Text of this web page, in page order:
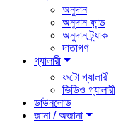
অনুদান
অনুদান ফান্ড
অনুদান ট্র্যাক
দাতাগণ
গ্যালারী
ফটো গ্যালারী
ভিডিও গ্যালারী
ডাউনলোড
জানা / অজানা